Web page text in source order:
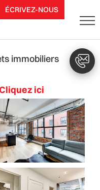
ÉCRIVEZ-NOUS
immobiliers
ici